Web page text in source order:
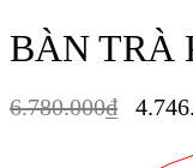
BÀN TRÀ
6.780.000₫